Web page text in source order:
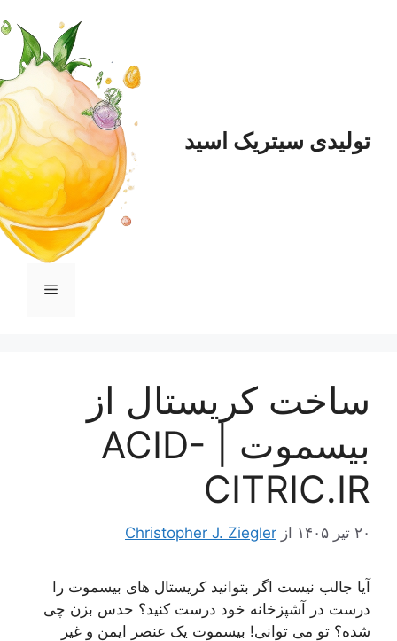
سیتریک اسید
کریستال از
بیسموت | ACID-
از Christopher J. Ziegler
نیست اگر بتوانید کریستال های بیسموت را
آشپزخانه خود درست کنید؟ حدس بزن چی
می توانی! بیسموت یک عنصر ایمن و غیر